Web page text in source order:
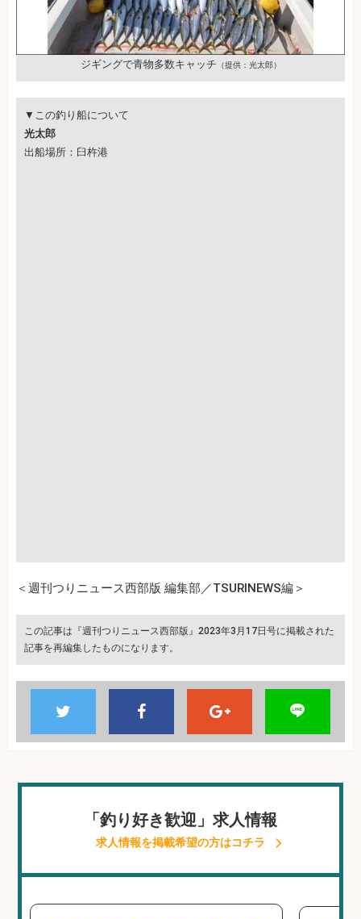
ジギングで青物多数キャッチ （提供：光太郎）
▼この釣り船について
光太郎
出船場所：臼杵港
＜週刊つりニュース西部版 編集部／TSURINEWS編＞
この記事は『週刊つりニュース西部版』2023年3月17日号に掲載された
記事を再編集したものになります。
「釣り好き歓迎」求人情報
求人情報を掲載希望の方はコチラ